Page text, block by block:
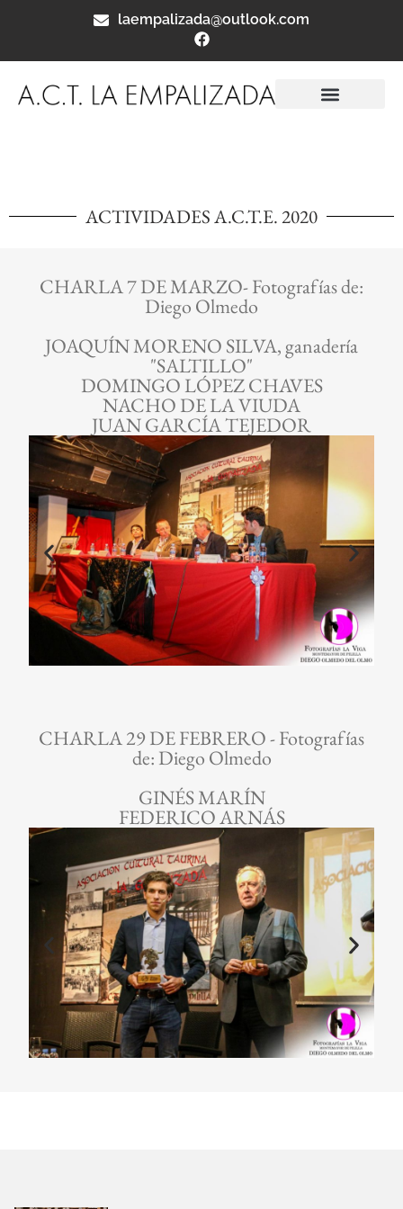
laempalizada@outlook.com
ACTIVIDADES A.C.T.E. 2020
CHARLA 7 DE MARZO- Fotografías de:
Diego Olmedo
JOAQUÍN MORENO SILVA, ganadería
"SALTILLO"
DOMINGO LÓPEZ CHAVES
NACHO DE LA VIUDA
JUAN GARCÍA TEJEDOR
CHARLA 29 DE FEBRERO - Fotografías
de: Diego Olmedo
GINÉS MARÍN
FEDERICO ARNÁS